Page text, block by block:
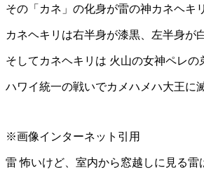
その「カネ」の化身が雷の神カネヘキリ
カネヘキリは右半身が漆黒、左半身が
そしてカネヘキリは 火山の女神ペレの
ハワイ統一の戦いでカメハメハ大王に
※画像インターネット引用
雷 怖いけど、室内から窓越しに見る雷